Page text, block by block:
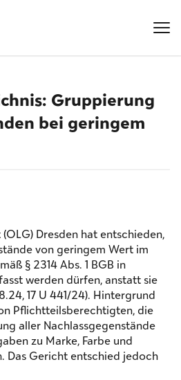
Gruppierung
bei geringem
Dresden hat entschieden,
von geringem Wert im
§ 2314 Abs. 1 BGB in
werden dürfen, anstatt sie
17 U 441/24). Hintergrund
Pflichtteilsberechtigten, die
aller Nachlassgegenstände
zu Marke, Farbe und
Das Gericht entschied jedoch